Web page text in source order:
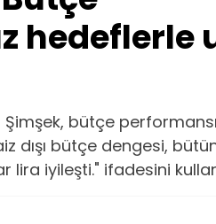
hedeflerle
bütçe
dışı bütçe dengesi,
lira iyileşti." ifadesini